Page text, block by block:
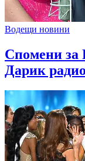
Водещи новини
Спомени за
Дарик